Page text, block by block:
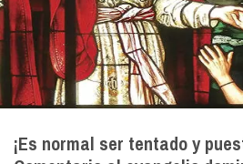
¡Es normal ser tentado y